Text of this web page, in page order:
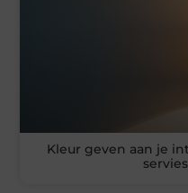
Kleur geven aan je